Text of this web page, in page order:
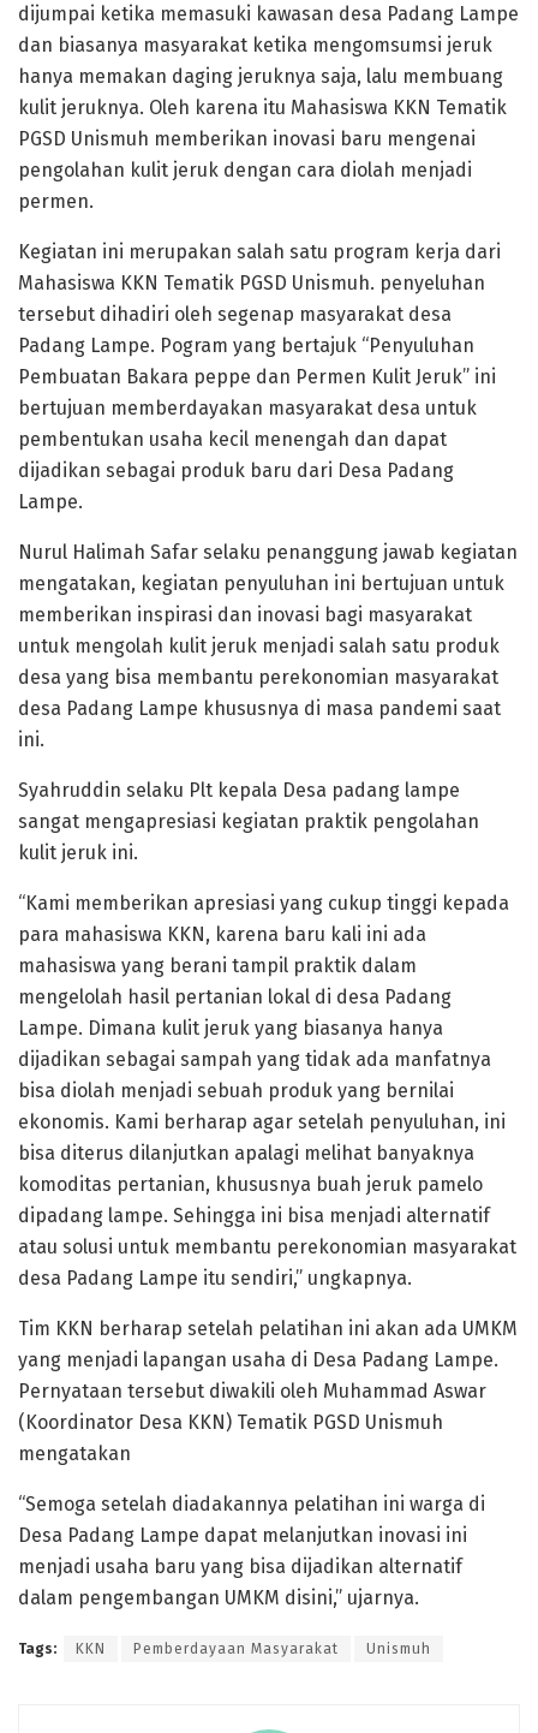
dijumpai ketika memasuki kawasan desa Padang Lampe
dan biasanya masyarakat ketika mengomsumsi jeruk
hanya memakan daging jeruknya saja, lalu membuang
kulit jeruknya. Oleh karena itu Mahasiswa KKN Tematik
PGSD Unismuh memberikan inovasi baru mengenai
pengolahan kulit jeruk dengan cara diolah menjadi
permen.
Kegiatan ini merupakan salah satu program kerja dari
Mahasiswa KKN Tematik PGSD Unismuh. penyeluhan
tersebut dihadiri oleh segenap masyarakat desa
Padang Lampe. Pogram yang bertajuk “Penyuluhan
Pembuatan Bakara peppe dan Permen Kulit Jeruk” ini
bertujuan memberdayakan masyarakat desa untuk
pembentukan usaha kecil menengah dan dapat
dijadikan sebagai produk baru dari Desa Padang
Lampe.
Nurul Halimah Safar selaku penanggung jawab kegiatan
mengatakan, kegiatan penyuluhan ini bertujuan untuk
memberikan inspirasi dan inovasi bagi masyarakat
untuk mengolah kulit jeruk menjadi salah satu produk
desa yang bisa membantu perekonomian masyarakat
desa Padang Lampe khususnya di masa pandemi saat
ini.
Syahruddin selaku Plt kepala Desa padang lampe
sangat mengapresiasi kegiatan praktik pengolahan
kulit jeruk ini.
“Kami memberikan apresiasi yang cukup tinggi kepada
para mahasiswa KKN, karena baru kali ini ada
mahasiswa yang berani tampil praktik dalam
mengelolah hasil pertanian lokal di desa Padang
Lampe. Dimana kulit jeruk yang biasanya hanya
dijadikan sebagai sampah yang tidak ada manfatnya
bisa diolah menjadi sebuah produk yang bernilai
ekonomis. Kami berharap agar setelah penyuluhan, ini
bisa diterus dilanjutkan apalagi melihat banyaknya
komoditas pertanian, khususnya buah jeruk pamelo
dipadang lampe. Sehingga ini bisa menjadi alternatif
atau solusi untuk membantu perekonomian masyarakat
desa Padang Lampe itu sendiri,” ungkapnya.
Tim KKN berharap setelah pelatihan ini akan ada UMKM
yang menjadi lapangan usaha di Desa Padang Lampe.
Pernyataan tersebut diwakili oleh Muhammad Aswar
(Koordinator Desa KKN) Tematik PGSD Unismuh
mengatakan
“Semoga setelah diadakannya pelatihan ini warga di
Desa Padang Lampe dapat melanjutkan inovasi ini
menjadi usaha baru yang bisa dijadikan alternatif
dalam pengembangan UMKM disini,” ujarnya.
Tags: KKN Pemberdayaan Masyarakat Unismuh